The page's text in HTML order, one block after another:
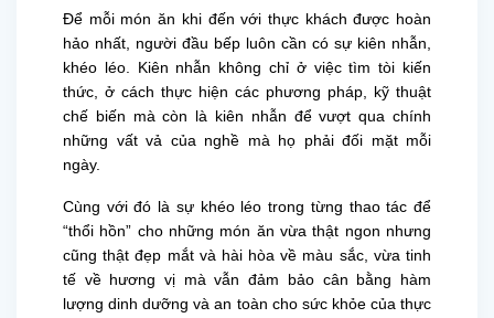
Để mỗi món ăn khi đến với thực khách được hoàn
hảo nhất, người đầu bếp luôn cần có sự kiên nhẫn,
khéo léo. Kiên nhẫn không chỉ ở việc tìm tòi kiến
thức, ở cách thực hiện các phương pháp, kỹ thuật
chế biến mà còn là kiên nhẫn để vượt qua chính
những vất vả của nghề mà họ phải đối mặt mỗi
ngày.
Cùng với đó là sự khéo léo trong từng thao tác để
“thổi hồn” cho những món ăn vừa thật ngon nhưng
cũng thật đẹp mắt và hài hòa về màu sắc, vừa tinh
tế về hương vị mà vẫn đảm bảo cân bằng hàm
lượng dinh dưỡng và an toàn cho sức khỏe của thực